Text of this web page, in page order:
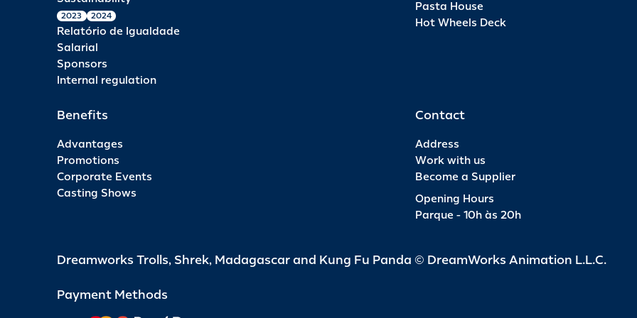
2023 2024
Relatório de Igualdade
Salarial
Sponsors
Internal regulation
Pasta House
Hot Wheels Deck
Benefits
Advantages
Promotions
Corporate Events
Casting Shows
Contact
Address
Work with us
Become a Supplier
Opening Hours
Parque - 10h às 20h
Dreamworks Trolls, Shrek, Madagascar and Kung Fu Panda © DreamWorks Animation L.L.C.
Payment Methods